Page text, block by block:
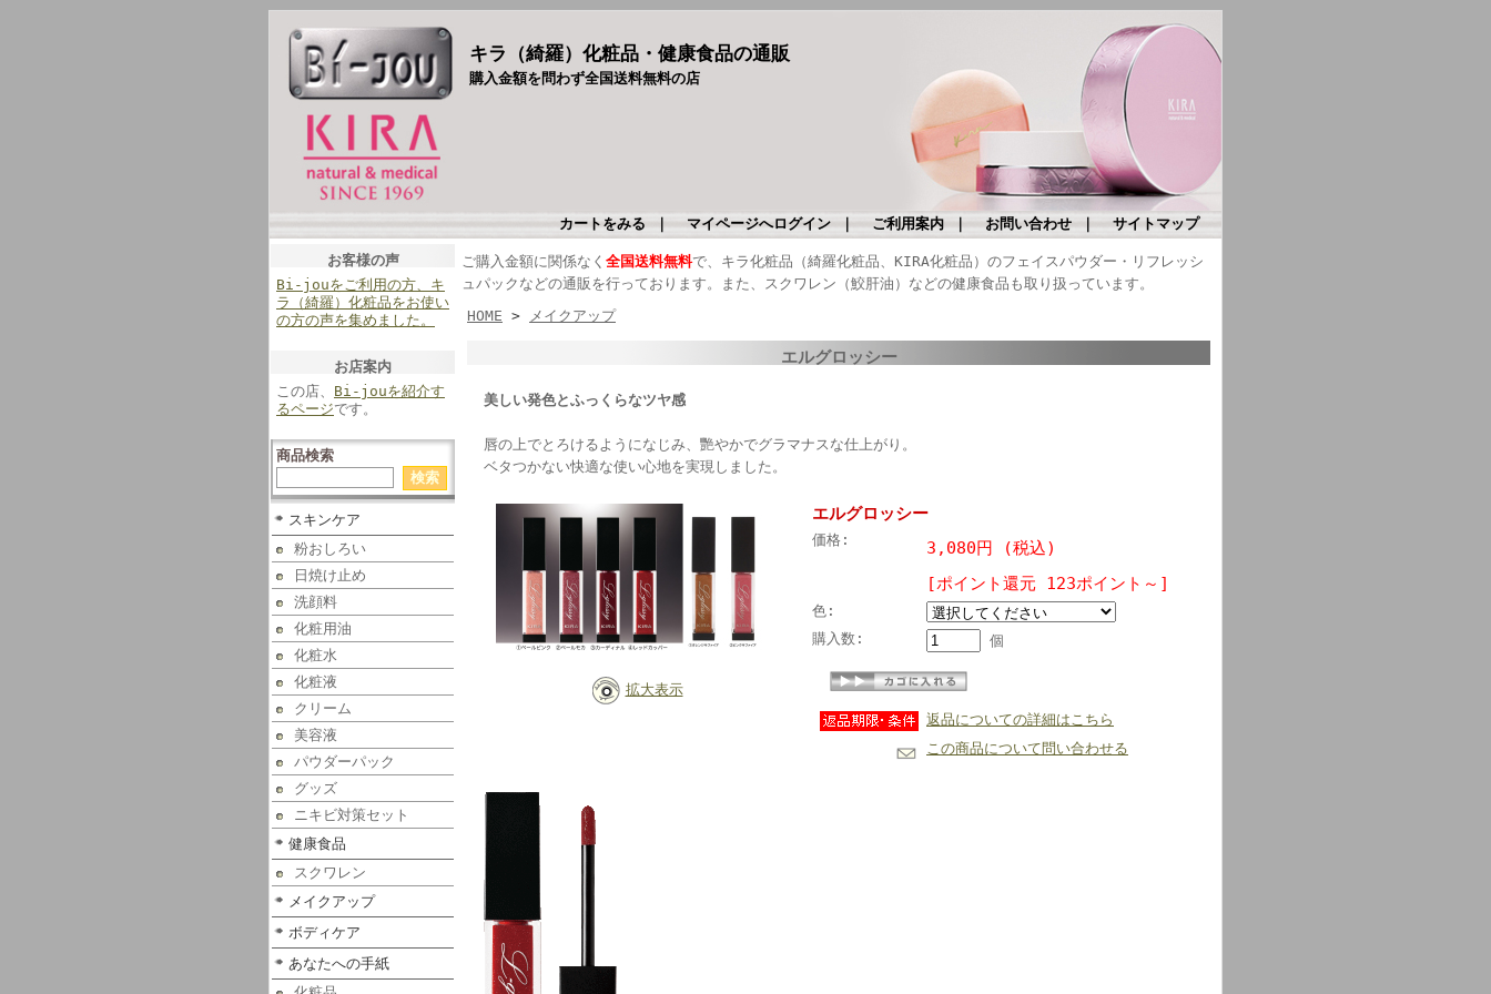
キラ（綺羅）化粧品・健康食品の通販
購入金額を問わず全国送料無料の店
カートをみる マイページへログイン ご利用案内 お問い合わせ サイトマップ
お客様の声
Bi-jouをご利用の方、キ
ラ（綺羅）化粧品をお使い
の方の声を集めました。
お店案内
この店、 Bi-jouを紹介す
るページです。
商品検索
スキンケア
粉おしろい
日焼け止め
洗顔料
化粧用油
化粧水
化粧液
クリーム
美容液
パウダーパック
グッズ
ニキビ対策セット
健康食品
スクワレン
メイクアップ
ボディケア
あなたへの手紙
ご購入金額に関係なく 全国送料無料で、キラ化粧品（綺羅化粧品、KIRA化粧品）のフェイスパウダー・リフレッシ
ュパックなどの通販を行っております。また、スクワレン（鮫肝油）などの健康食品も取り扱っています。
HOME > メイクアップ
エルグロッシー
美しい発色とふっくらなツヤ感
唇の上でとろけるようになじみ、艷やかでグラマナスな仕上がり。
ベタつかない快適な使い心地を実現しました。
拡大表示
エルグロッシー
価格:
3,080円 (税込)
[ポイント還元 123ポイント～]
色:
購入数:
個
返品についての詳細はこちら
この商品について問い合わせる